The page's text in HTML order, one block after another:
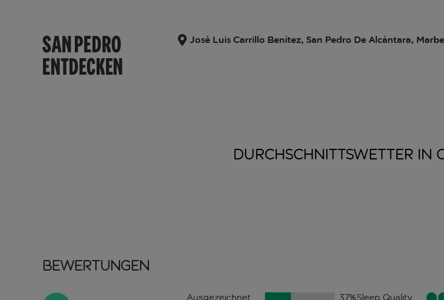
SAN PEDRO
ENTDECKEN
José Luis Carrillo Benítez, San Pedro De Alcántara,
DURCHSCHNITTSWETTER IN
Bewertungen
Ausgezeichnet 37%Sleep Quality